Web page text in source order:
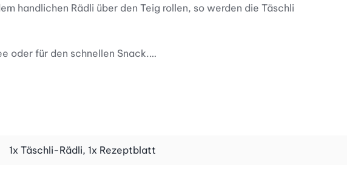
handlichen Rädli über den Teig rollen, so werden die Täschli
oder für den schnellen Snack.
1x Täschli-Rädli, 1x Rezeptblatt